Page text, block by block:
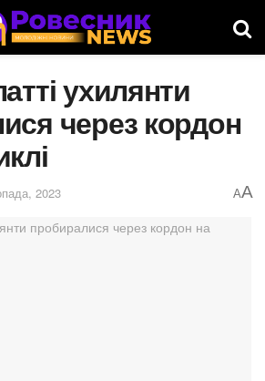
ухилянти
через кордон
2023 AA